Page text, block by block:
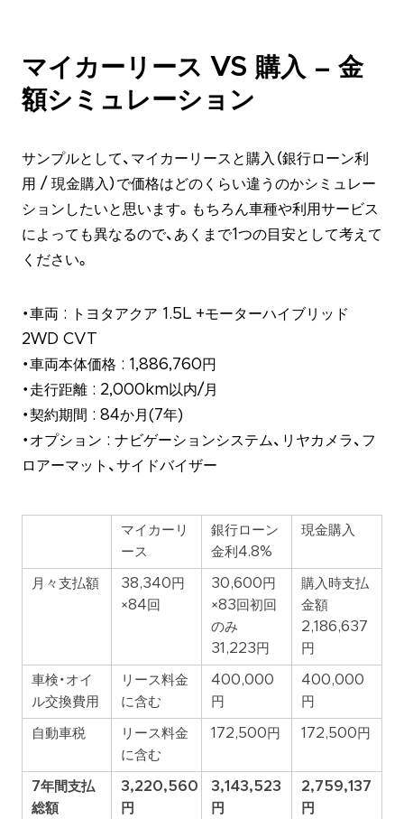
マイカーリース VS 購入 – 金
額シミュレーション
サンプルとして、マイカーリースと購入（銀行ローン利
用 / 現金購入）で価格はどのくらい違うのかシミュレー
ションしたいと思います。もちろん車種や利用サービス
によっても異なるので、あくまで1つの目安として考えて
ください。
・車両 : トヨタアクア 1.5L +モーターハイブリッド
2WD CVT
・車両本体価格 : 1,886,760円
・走行距離 : 2,000km以内/月
・契約期間 : 84か月(7年)
・オプション : ナビゲーションシステム、リヤカメラ、フ
ロアーマット、サイドバイザー
マイカーリ
ース
銀行ローン
金利4.8%
現金購入
月々支払額
38,340円
×84回
30,600円
×83回初回
のみ
31,223円
購入時支払
金額
2,186,637
円
車検・オイ
ル交換費用
リース料金
に含む
400,000
円
400,000
円
自動車税
リース料金
に含む
172,500円 172,500円
7年間支払
総額
3,220,560
円
3,143,523
円
2,759,137
円